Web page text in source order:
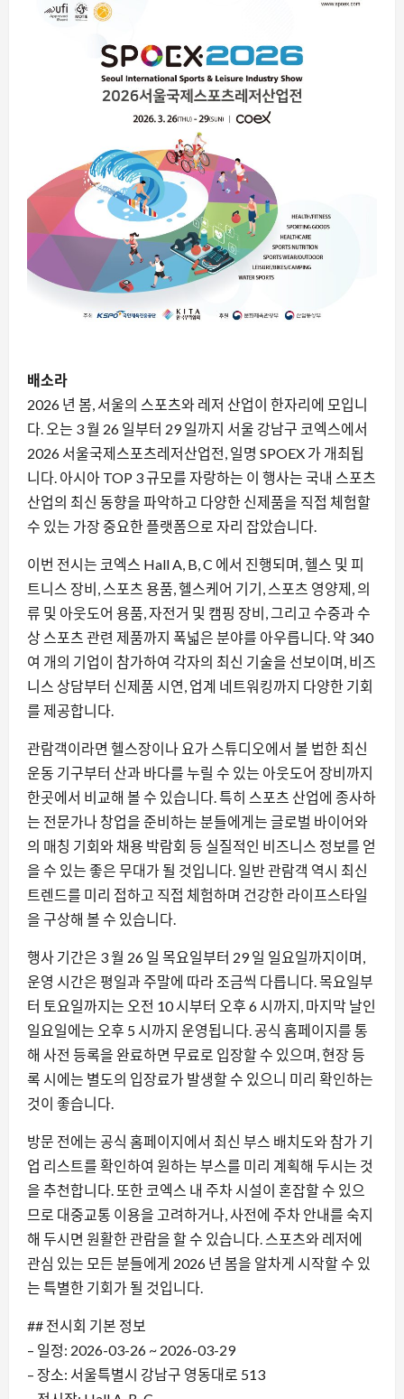
배소라
2026 년 봄, 서울의 스포츠와 레저 산업이 한자리에 모입니
다. 오는 3 월 26 일부터 29 일까지 서울 강남구 코엑스에서
2026 서울국제스포츠레저산업전, 일명 SPOEX 가 개최됩
니다. 아시아 TOP 3 규모를 자랑하는 이 행사는 국내 스포츠
산업의 최신 동향을 파악하고 다양한 신제품을 직접 체험할
수 있는 가장 중요한 플랫폼으로 자리 잡았습니다.
이번 전시는 코엑스 Hall A, B, C 에서 진행되며, 헬스 및 피
트니스 장비, 스포츠 용품, 헬스케어 기기, 스포츠 영양제, 의
류 및 아웃도어 용품, 자전거 및 캠핑 장비, 그리고 수중과 수
상 스포츠 관련 제품까지 폭넓은 분야를 아우릅니다. 약 340
여 개의 기업이 참가하여 각자의 최신 기술을 선보이며, 비즈
니스 상담부터 신제품 시연, 업계 네트워킹까지 다양한 기회
를 제공합니다.
관람객이라면 헬스장이나 요가 스튜디오에서 볼 법한 최신
운동 기구부터 산과 바다를 누릴 수 있는 아웃도어 장비까지
한곳에서 비교해 볼 수 있습니다. 특히 스포츠 산업에 종사하
는 전문가나 창업을 준비하는 분들에게는 글로벌 바이어와
의 매칭 기회와 채용 박람회 등 실질적인 비즈니스 정보를 얻
을 수 있는 좋은 무대가 될 것입니다. 일반 관람객 역시 최신
트렌드를 미리 접하고 직접 체험하며 건강한 라이프스타일
을 구상해 볼 수 있습니다.
행사 기간은 3 월 26 일 목요일부터 29 일 일요일까지이며,
운영 시간은 평일과 주말에 따라 조금씩 다릅니다. 목요일부
터 토요일까지는 오전 10 시부터 오후 6 시까지, 마지막 날인
일요일에는 오후 5 시까지 운영됩니다. 공식 홈페이지를 통
해 사전 등록을 완료하면 무료로 입장할 수 있으며, 현장 등
록 시에는 별도의 입장료가 발생할 수 있으니 미리 확인하는
것이 좋습니다.
방문 전에는 공식 홈페이지에서 최신 부스 배치도와 참가 기
업 리스트를 확인하여 원하는 부스를 미리 계획해 두시는 것
을 추천합니다. 또한 코엑스 내 주차 시설이 혼잡할 수 있으
므로 대중교통 이용을 고려하거나, 사전에 주차 안내를 숙지
해 두시면 원활한 관람을 할 수 있습니다. 스포츠와 레저에
관심 있는 모든 분들에게 2026 년 봄을 알차게 시작할 수 있
는 특별한 기회가 될 것입니다.
## 전시회 기본 정보
– 일정: 2026-03-26 ~ 2026-03-29
– 장소: 서울특별시 강남구 영동대로 513